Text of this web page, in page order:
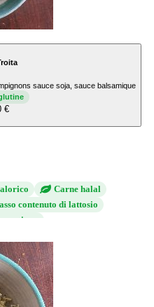
sauce soja, sauce balsamique
€
Carne halal
contenuto di lattosio